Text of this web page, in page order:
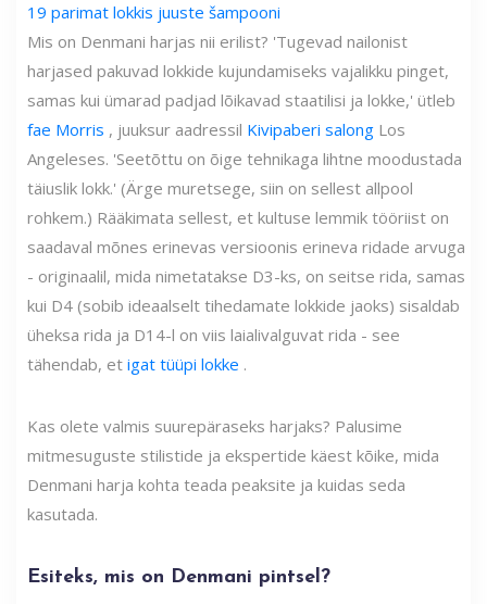
19 parimat lokkis juuste šampooni
Mis on Denmani harjas nii erilist? 'Tugevad nailonist
harjased pakuvad lokkide kujundamiseks vajalikku pinget,
samas kui ümarad padjad lõikavad staatilisi ja lokke,' ütleb
fae Morris , juuksur aadressil Kivipaberi salong Los
Angeleses. 'Seetõttu on õige tehnikaga lihtne moodustada
täiuslik lokk.' (Ärge muretsege, siin on sellest allpool
rohkem.) Rääkimata sellest, et kultuse lemmik tööriist on
saadaval mõnes erinevas versioonis erineva ridade arvuga
- originaalil, mida nimetatakse D3-ks, on seitse rida, samas
kui D4 (sobib ideaalselt tihedamate lokkide jaoks) sisaldab
üheksa rida ja D14-l on viis laialivalguvat rida - see
tähendab, et igat tüüpi lokke .
Kas olete valmis suurepäraseks harjaks? Palusime
mitmesuguste stilistide ja ekspertide käest kõike, mida
Denmani harja kohta teada peaksite ja kuidas seda
kasutada.
Esiteks, mis on Denmani pintsel?